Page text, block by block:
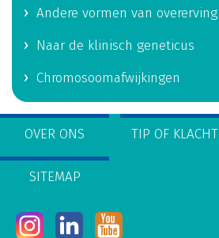
Andere vormen van overerving
Naar de klinisch geneticus
Chromosoomafwijkingen
OVER ONS TIP OF KLACHT
SITEMAP